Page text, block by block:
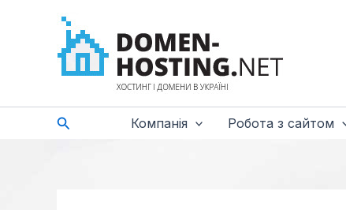
Пошук Компанія Робота з сайтом